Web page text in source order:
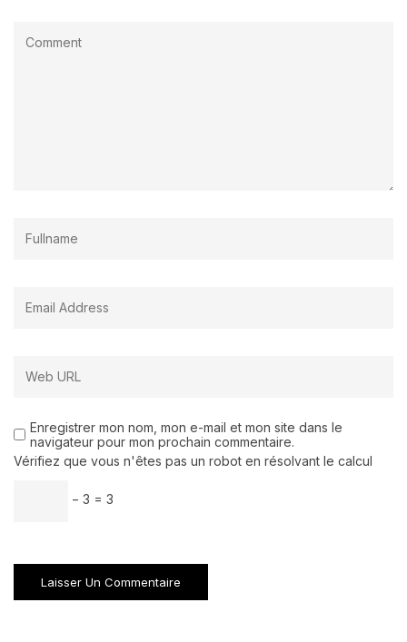
Enregistrer mon nom, mon e-mail et mon site dans le
navigateur pour mon prochain commentaire.
Vérifiez que vous n'êtes pas un robot en résolvant le calcul
− 3 = 3